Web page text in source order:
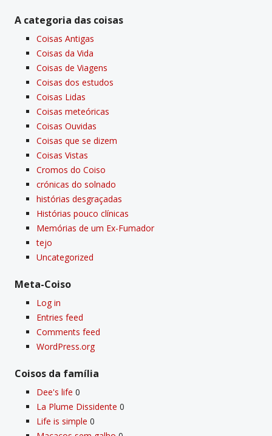
A categoria das coisas
Coisas Antigas
Coisas da Vida
Coisas de Viagens
Coisas dos estudos
Coisas Lidas
Coisas meteóricas
Coisas Ouvidas
Coisas que se dizem
Coisas Vistas
Cromos do Coiso
crónicas do solnado
histórias desgraçadas
Histórias pouco clí­nicas
Memórias de um Ex-Fumador
tejo
Uncategorized
Meta-Coiso
Log in
Entries feed
Comments feed
WordPress.org
Coisos da famí­lia
Dee's life 0
La Plume Dissidente 0
Life is simple 0